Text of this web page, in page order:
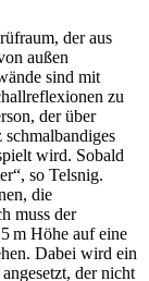
der aus
außen
sind mit
zu
der über
wird. Sobald
so Telsnig.
die
muss der
m Höhe auf eine
Dabei wird ein
der nicht